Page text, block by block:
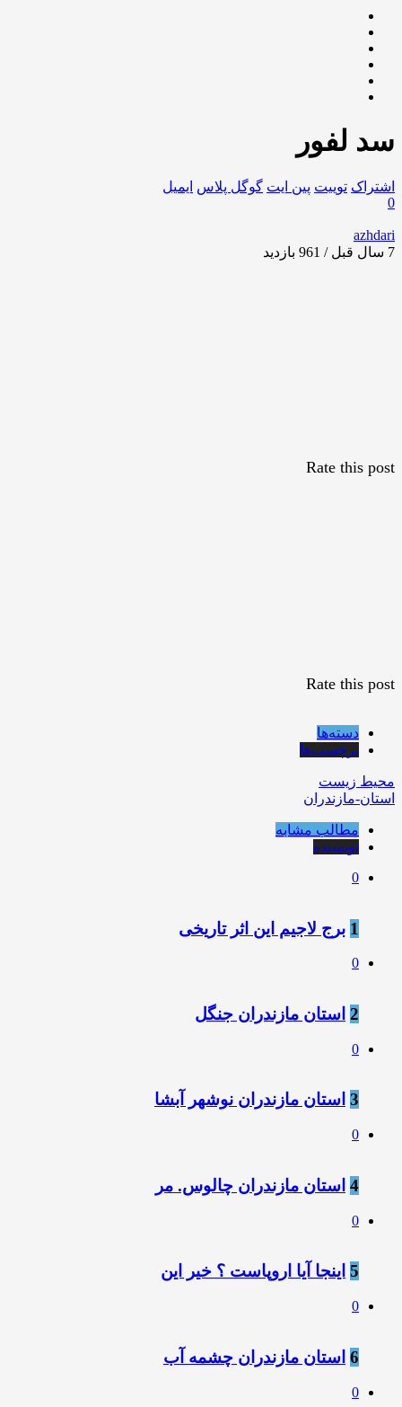
سد لفور
اشتراک توییت پین ایت گوگل‌ پلاس ایمیل
0
azhdari
7 سال قبل / 961
بازدید
Rate this post
Rate this post
دسته‌ها
برچسب‌ها
محیط زیست
استان-مازندران
مطالب مشابه
نویسنده
0
1 برج لاجیم این اثر تاریخی
0
2 استان مازندران جنگل
0
3 استان مازندران نوشهر آبشا
0
4 استان مازندران چالوس. مر
0
5 اینجا آیا اروپاست ؟ خیر این
0
6 استان مازندران چشمه آب
0